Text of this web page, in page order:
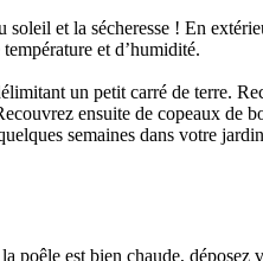
et la sécheresse ! En
et d’humidité.
un petit carré de terre.
ensuite de copeaux de
semaines dans votre
est bien chaude, déposez